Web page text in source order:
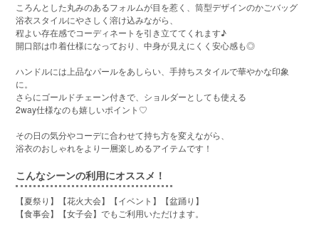
ころんとした丸みのあるフォルムが目を惹く、筒型デザインのかごバッグ
浴衣スタイルにやさしく溶け込みながら、
程よい存在感でコーディネートを引き立ててくれます♪
開口部は巾着仕様になっており、中身が見えにくく安心感も◎
ハンドルには上品なパールをあしらい、手持ちスタイルで華やかな印象
に。
さらにゴールドチェーン付きで、ショルダーとしても使える
2way仕様なのも嬉しいポイント♡
その日の気分やコーデに合わせて持ち方を変えながら、
浴衣のおしゃれをより一層楽しめるアイテムです！
こんなシーンの利用にオススメ！
【夏祭り】【花火大会】【イベント】【盆踊り】
【食事会】【女子会】でもご利用いただけます。